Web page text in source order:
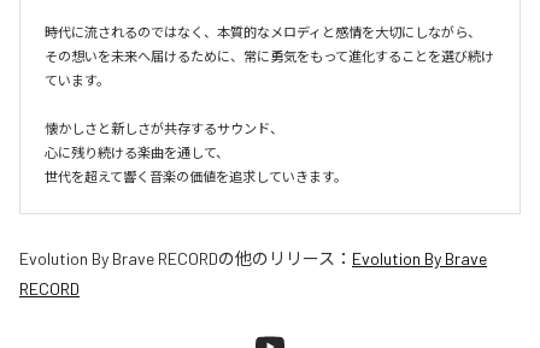
時代に流されるのではなく、本質的なメロディと感情を大切にしながら、
その想いを未来へ届けるために、常に勇気をもって進化することを選び続け
ています。
懐かしさと新しさが共存するサウンド、
心に残り続ける楽曲を通して、
世代を超えて響く音楽の価値を追求していきます。
Evolution By Brave RECORDの他のリリース： Evolution By Brave
RECORD